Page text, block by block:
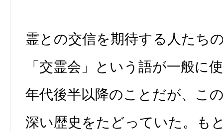
霊との交信を期待する人たち
「交霊会」という語が一般に
年代後半以降のことだが、こ
深い歴史をたどっていた。も